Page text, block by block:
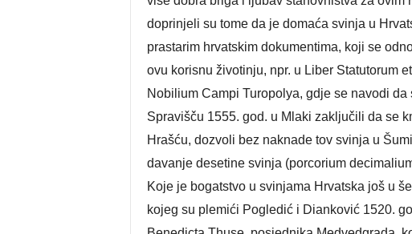
doprinjeli su tome da je domaća svinja u
prastarim hrvatskim dokumentima, koji se
ovu korisnu životinju, npr. u Liber Statutorum
Nobilium Campi Turopolya, gdje se navodi
Spravišču 1555. god. u Mlaki zaključili da se
Hrašću, dozvoli bez naknade tov svinja u
davanje desetine svinja (porcorium
Koje je bogatstvo u svinjama Hrvatska još u
kojeg su plemići Pogledić i Dianković 1520.